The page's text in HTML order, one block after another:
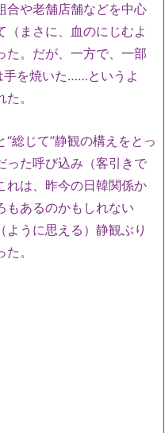
合や老舗店舗などを中心
（まさに、血のにじむよ
た。だが、一方で、一部
手を焼いた……というよ
。
総じて”静観の構えをとっ
った呼び込み（客引きで
れは、昨今の日韓関係か
もあるのかもしれない
うに思える）静観ぶり
。